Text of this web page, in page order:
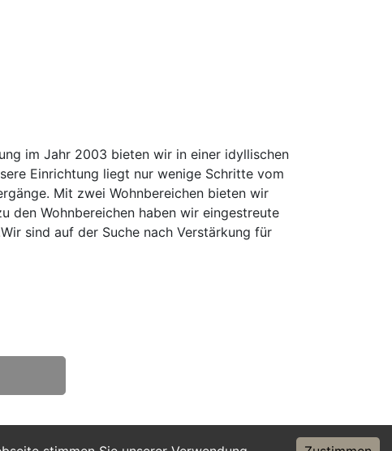
im Jahr 2003 bieten wir in einer idyllischen
Einrichtung liegt nur wenige Schritte vom
Mit zwei Wohnbereichen bieten wir
den Wohnbereichen haben wir eingestreute
sind auf der Suche nach Verstärkung für